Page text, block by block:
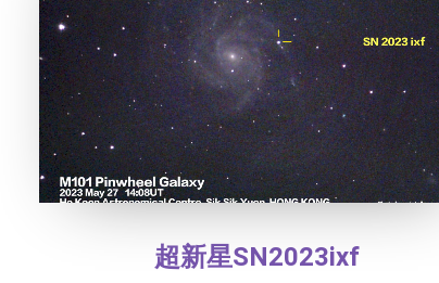
超新星SN2023ixf